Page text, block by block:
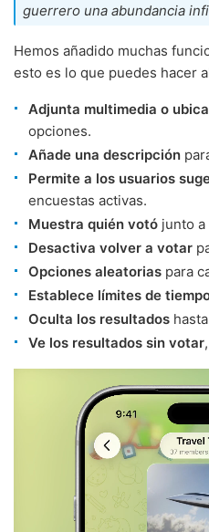
guerrero una abundancia
Hemos añadido muchas
esto es lo que puedes hacer
Adjunta multimedia o
opciones.
Añade una descripción
Permite a los usuarios
encuestas activas.
Muestra quién votó junto a
Desactiva volver a votar
Opciones aleatorias para
Establece límites de
Oculta los resultados
Ve los resultados sin votar